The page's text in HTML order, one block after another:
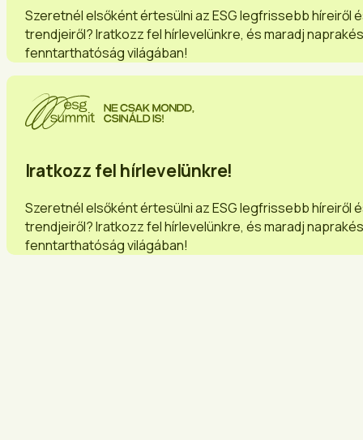
Szeretnél elsőként értesülni az ESG legfrissebb híreiről
trendjeiről? Iratkozz fel hírlevelünkre, és maradj
fenntarthatóság világában!
Iratkozz fel hírlevelünkre!
Szeretnél elsőként értesülni az ESG legfrissebb híreiről
trendjeiről? Iratkozz fel hírlevelünkre, és maradj
fenntarthatóság világában!